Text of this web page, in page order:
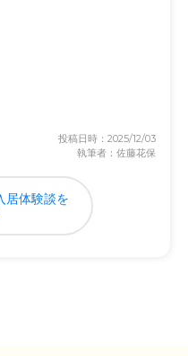
投稿日時：2025/12/03
執筆者：佐藤花保
居体験談を